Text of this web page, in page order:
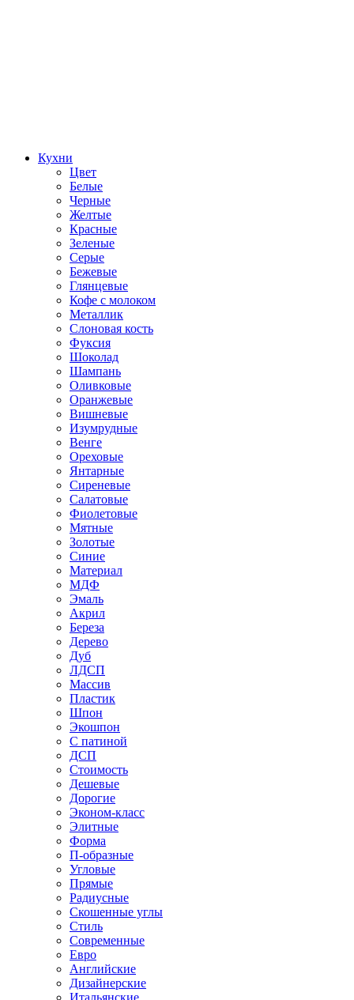
Кухни
Цвет
Белые
Черные
Желтые
Красные
Зеленые
Серые
Бежевые
Глянцевые
Кофе с молоком
Металлик
Слоновая кость
Фуксия
Шоколад
Шампань
Оливковые
Оранжевые
Вишневые
Изумрудные
Венге
Ореховые
Янтарные
Сиреневые
Салатовые
Фиолетовые
Мятные
Золотые
Синие
Материал
МДФ
Эмаль
Акрил
Береза
Дерево
Дуб
ЛДСП
Массив
Пластик
Шпон
Экошпон
С патиной
ДСП
Стоимость
Дешевые
Дорогие
Эконом-класс
Элитные
Форма
П-образные
Угловые
Прямые
Радиусные
Скошенные углы
Стиль
Современные
Евро
Английские
Дизайнерские
Итальянские